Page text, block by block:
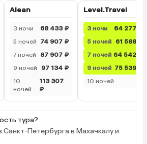
Alean
3 ночи
68 433 ₽
5 ночей
74 907 ₽
7 ночей
87 907 ₽
9 ночей
97 134 ₽
10
ночей
113 307
₽
Level.Travel
3 ночи
64 277 ₽
5 ночей
61 588 ₽
7 ночей 64 542 ₽
9 ночей 75 539 ₽
10 ночей
тура?
Санкт-Петербурга в Махачкалу и